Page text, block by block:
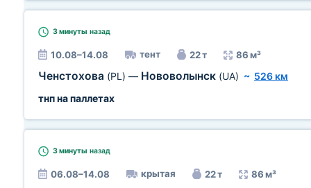
3 минуты назад
10.08–14.08 тент 22 т 86 м³
Ченстохова (PL) — Нововолынск (UA) ~ 526 км
тнп на паллетах
3 минуты назад
06.08–14.08 крытая 22 т 86 м³